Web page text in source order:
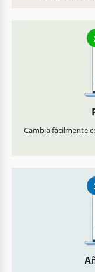
Cambia fácilmente